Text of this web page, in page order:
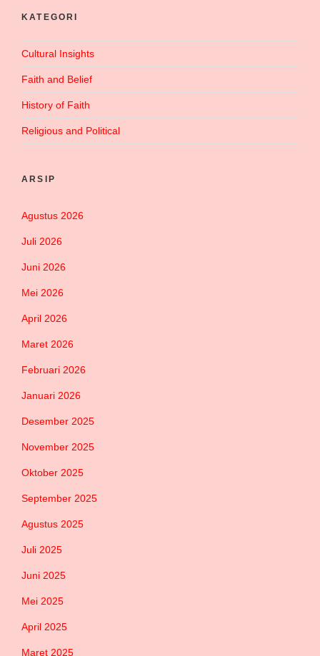
KATEGORI
Cultural Insights
Faith and Belief
History of Faith
Religious and Political
ARSIP
Agustus 2026
Juli 2026
Juni 2026
Mei 2026
April 2026
Maret 2026
Februari 2026
Januari 2026
Desember 2025
November 2025
Oktober 2025
September 2025
Agustus 2025
Juli 2025
Juni 2025
Mei 2025
April 2025
Maret 2025